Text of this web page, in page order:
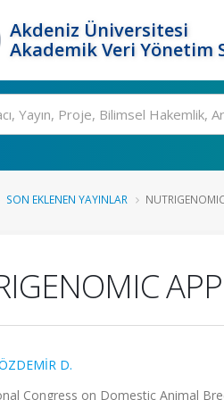
Akdeniz Üniversitesi
Akademik Veri Yönetim
SON EKLENEN YAYINLAR
D.
Congress on Domestic Animal